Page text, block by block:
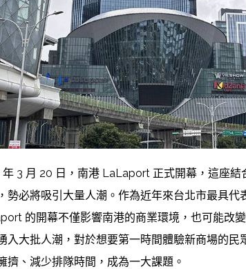
年 3 月 20 日，南港 LaLaport 正式開幕，這座結
勢必將吸引大量人潮。作為近年來台北市最具代
的開幕不僅影響南港的商業環境，也可能改
入大批人潮，對於想要第一時間體驗新商場的民
擠、減少排隊時間，成為一大課題。